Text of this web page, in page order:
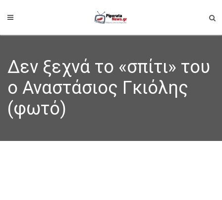
Δεν ξεχνά το «σπίτι» του
ο Αναστάσιος Γκιόλης
(φωτό)